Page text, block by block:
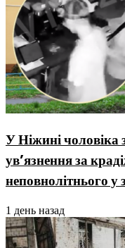
У Ніжині чоловіка
ув’язнення за
неповнолітнього у
1 день назад